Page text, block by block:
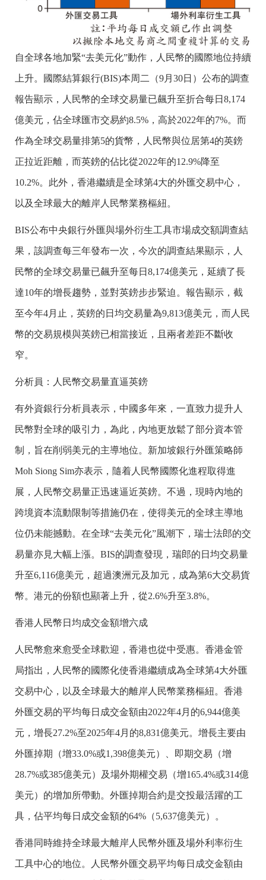
自全球各地加緊“去美元化”動作，人民幣的國際地位持續
上升。國際結算銀行(BIS)本周二（9月30日）公布的調查
報告顯示，人民幣的全球交易量已飆升至折合每日8,174
億美元，佔全球匯市交易約8.5%，高於2022年的7%。而
作為全球交易量排第5的貨幣，人民幣與位居第4的英鎊
正拉近距離，而英鎊的佔比從2022年的12.9%降至
10.2%。此外，香港繼續是全球第4大的外匯交易中心，
以及全球最大的離岸人民幣業務樞紐。
BIS公布中央銀行外匯與場外衍生工具市場成交額調查結
果，該調查每三年發布一次，今次的調查結果顯示，人
民幣的全球交易量已飆升至每日8,174億美元，延續了長
達10年的增長趨勢，並對英鎊步步緊迫。報告顯示，截
至今年4月止，英鎊的日均交易量為9,813億美元，而人民
幣的交易規模與英鎊已相當接近，且兩者差距不斷收
窄。
分析員：人民幣交易量直逼英鎊
有外資銀行分析員表示，中國多年來，一直致力提升人
民幣對全球的吸引力，為此，內地更放鬆了部分資本管
制，旨在削弱美元的主導地位。新加坡銀行外匯策略師
Moh Siong Sim亦表示，隨着人民幣國際化進程取得進
展，人民幣交易量正迅速逼近英鎊。不過，現時內地的
跨境資本流動限制等措施仍在，使得美元的全球主導地
位仍未能撼動。在全球“去美元化”風潮下，瑞士法郎的交
易量亦見大幅上漲。BIS的調查發現，瑞郎的日均交易量
升至6,116億美元，超過澳洲元及加元，成為第6大交易貨
幣。港元的份額也顯著上升，從2.6%升至3.8%。
香港人民幣日均成交金額增六成
人民幣愈來愈受全球歡迎，香港也從中受惠。香港金管
局指出，人民幣的國際化使香港繼續成為全球第4大外匯
交易中心，以及全球最大的離岸人民幣業務樞紐。香港
外匯交易的平均每日成交金額由2022年4月的6,944億美
元，增長27.2%至2025年4月的8,831億美元。增長主要由
外匯掉期（增33.0%或1,398億美元）、即期交易（增
28.7%或385億美元）及場外期權交易（增165.4%或314億
美元）的增加所帶動。外匯掉期合約是交投最活躍的工
具，佔平均每日成交金額的64%（5,637億美元）。
香港同時維持全球最大離岸人民幣外匯及場外利率衍生
工具中心的地位。人民幣外匯交易平均每日成交金額由